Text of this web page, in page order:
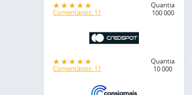
Comentários: 11
Quantia
100 000
Comentários: 11
Quantia
10 000